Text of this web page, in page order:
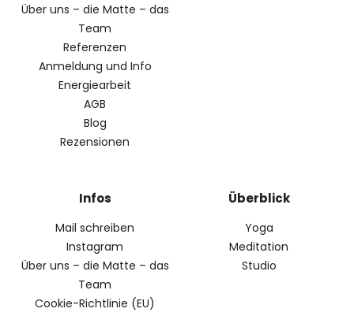
Über uns – die Matte – das
Team
Referenzen
Anmeldung und Info
Energiearbeit
AGB
Blog
Rezensionen
Infos
Mail schreiben
Instagram
Über uns – die Matte – das
Team
Cookie-Richtlinie (EU)
Überblick
Yoga
Meditation
Studio